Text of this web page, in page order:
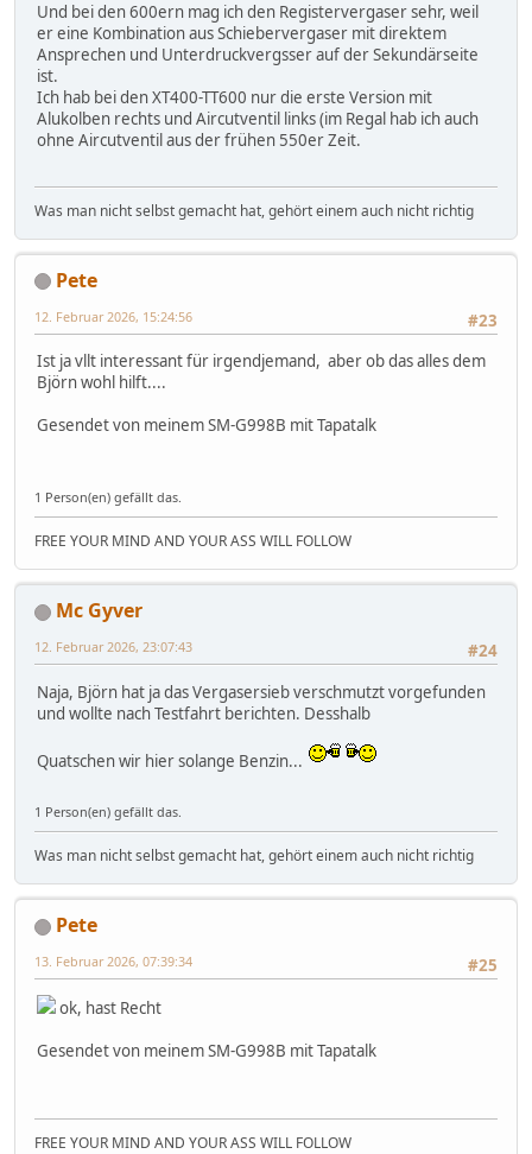
Und bei den 600ern mag ich den Registervergaser sehr, weil
er eine Kombination aus Schiebervergaser mit direktem
Ansprechen und Unterdruckvergsser auf der Sekundärseite
ist.
Ich hab bei den XT400-TT600 nur die erste Version mit
Alukolben rechts und Aircutventil links (im Regal hab ich auch
ohne Aircutventil aus der frühen 550er Zeit.
Was man nicht selbst gemacht hat, gehört einem auch nicht richtig
Pete
#23
12. Februar 2026, 15:24:56
Ist ja vllt interessant für irgendjemand, aber ob das alles dem
Björn wohl hilft....
Gesendet von meinem SM-G998B mit Tapatalk
1 Person(en) gefällt das.
FREE YOUR MIND AND YOUR ASS WILL FOLLOW
Mc Gyver
#24
12. Februar 2026, 23:07:43
Naja, Björn hat ja das Vergasersieb verschmutzt vorgefunden
und wollte nach Testfahrt berichten. Desshalb
Quatschen wir hier solange Benzin...
1 Person(en) gefällt das.
Was man nicht selbst gemacht hat, gehört einem auch nicht richtig
Pete
#25
13. Februar 2026, 07:39:34
ok, hast Recht
Gesendet von meinem SM-G998B mit Tapatalk
FREE YOUR MIND AND YOUR ASS WILL FOLLOW